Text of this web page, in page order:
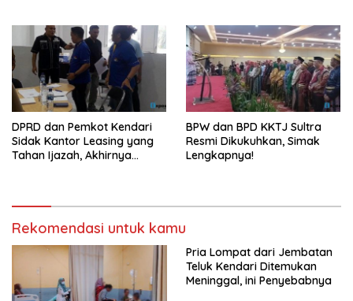
DPRD dan Pemkot Kendari
Sidak Kantor Leasing yang
Tahan Ijazah, Akhirnya
BPW dan BPD KKTJ Sultra
Resmi Dikukuhkan, Simak
Lengkapnya!
Rekomendasi untuk kamu
Pria Lompat dari Jembatan
Teluk Kendari Ditemukan
Meninggal, ini Penyebabnya